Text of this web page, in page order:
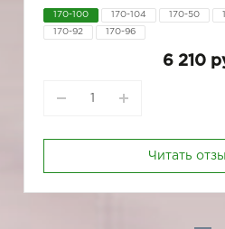
170-100 170-104 170-50
170-92 170-96
6 210
Читать